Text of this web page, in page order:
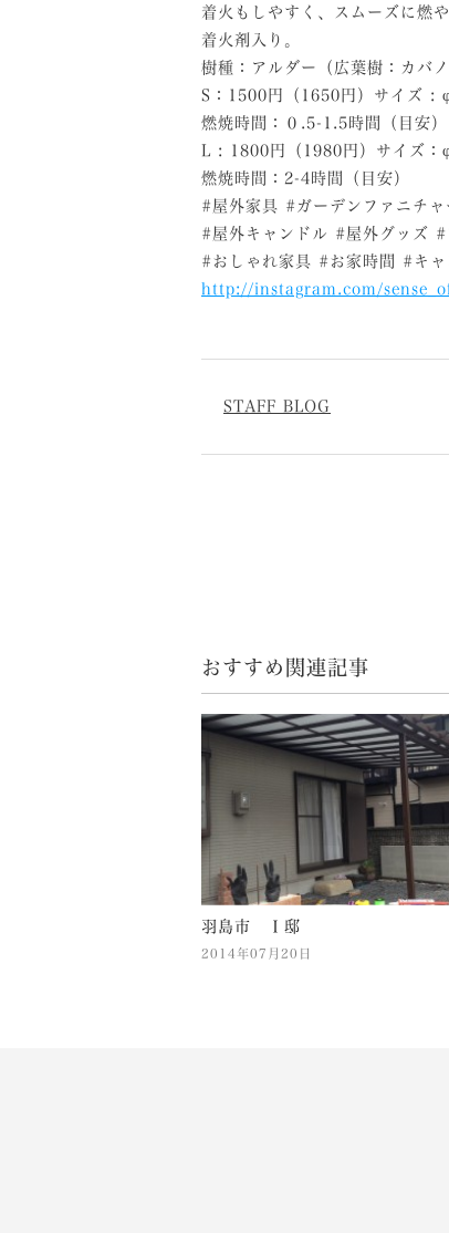
着火もしやすく、スムーズに燃
着火剤入り。
樹種：アルダー（広葉樹：カバ
S：1500円（1650円）サイ
燃焼時間：０.5-1.5時間（目安）
L : 1800円（1980円）サイズ
燃焼時間：2-4時間（目安）
#屋外家具 #ガーデンファニチ
#屋外キャンドル #屋外グッズ #
#おしゃれ家具 #お家時間 #
http://instagram.com/
STAFF BLOG
おすすめ関連記事
羽島市 Ｉ邸
2014年07月20日